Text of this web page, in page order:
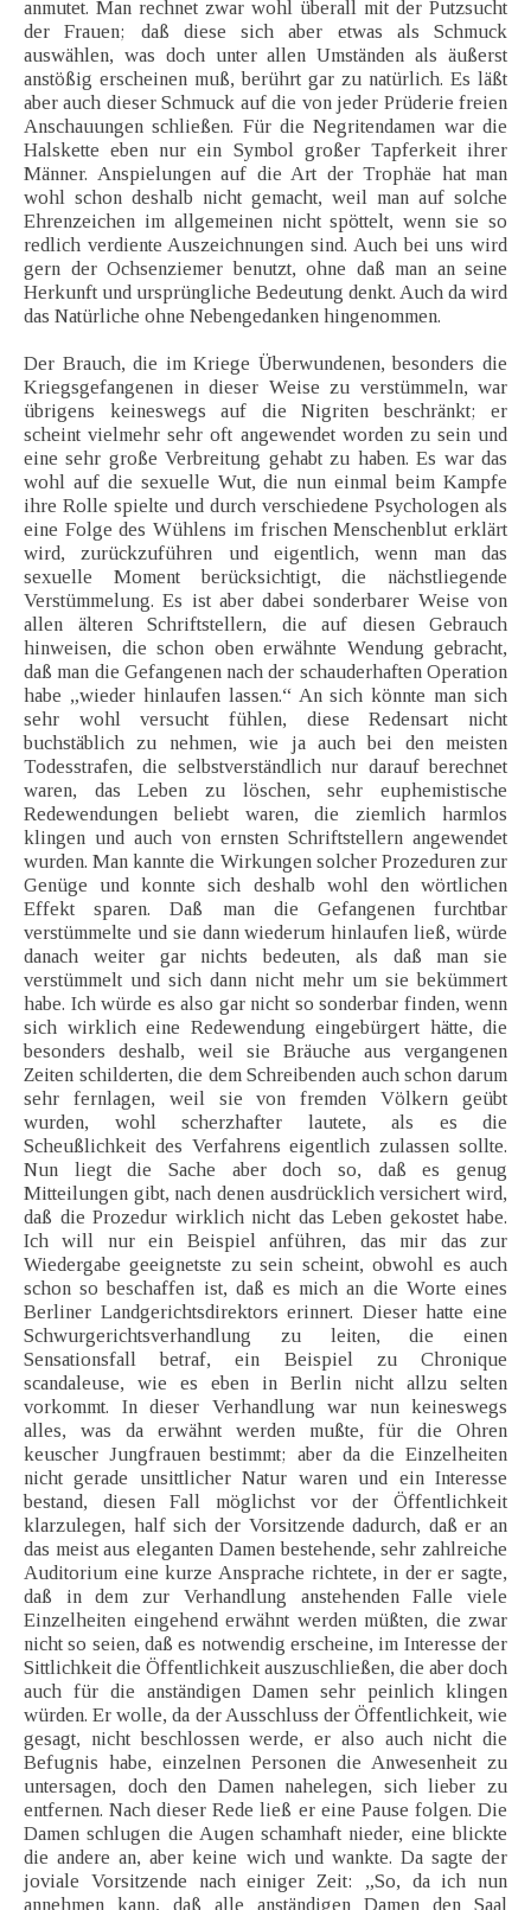
anmutet. Man rechnet zwar wohl überall mit der Putzsucht
der Frauen; daß diese sich aber etwas als Schmuck
auswählen, was doch unter allen Umständen als äußerst
anstößig erscheinen muß, berührt gar zu natürlich. Es läßt
aber auch dieser Schmuck auf die von jeder Prüderie freien
Anschauungen schließen. Für die Negritendamen war die
Halskette eben nur ein Symbol großer Tapferkeit ihrer
Männer. Anspielungen auf die Art der Trophäe hat man
wohl schon deshalb nicht gemacht, weil man auf solche
Ehrenzeichen im allgemeinen nicht spöttelt, wenn sie so
redlich verdiente Auszeichnungen sind. Auch bei uns wird
gern der Ochsenziemer benutzt, ohne daß man an seine
Herkunft und ursprüngliche Bedeutung denkt. Auch da wird
das Natürliche ohne Nebengedanken hingenommen.
Der Brauch, die im Kriege Überwundenen, besonders die
Kriegsgefangenen in dieser Weise zu verstümmeln, war
übrigens keineswegs auf die Nigriten beschränkt; er
scheint vielmehr sehr oft angewendet worden zu sein und
eine sehr große Verbreitung gehabt zu haben. Es war das
wohl auf die sexuelle Wut, die nun einmal beim Kampfe
ihre Rolle spielte und durch verschiedene Psychologen als
eine Folge des Wühlens im frischen Menschenblut erklärt
wird, zurückzuführen und eigentlich, wenn man das
sexuelle Moment berücksichtigt, die nächstliegende
Verstümmelung. Es ist aber dabei sonderbarer Weise von
allen älteren Schriftstellern, die auf diesen Gebrauch
hinweisen, die schon oben erwähnte Wendung gebracht,
daß man die Gefangenen nach der schauderhaften Operation
habe „wieder hinlaufen lassen.“ An sich könnte man sich
sehr wohl versucht fühlen, diese Redensart nicht
buchstäblich zu nehmen, wie ja auch bei den meisten
Todesstrafen, die selbstverständlich nur darauf berechnet
waren, das Leben zu löschen, sehr euphemistische
Redewendungen beliebt waren, die ziemlich harmlos
klingen und auch von ernsten Schriftstellern angewendet
wurden. Man kannte die Wirkungen solcher Prozeduren zur
Genüge und konnte sich deshalb wohl den wörtlichen
Effekt sparen. Daß man die Gefangenen furchtbar
verstümmelte und sie dann wiederum hinlaufen ließ, würde
danach weiter gar nichts bedeuten, als daß man sie
verstümmelt und sich dann nicht mehr um sie bekümmert
habe. Ich würde es also gar nicht so sonderbar finden, wenn
sich wirklich eine Redewendung eingebürgert hätte, die
besonders deshalb, weil sie Bräuche aus vergangenen
Zeiten schilderten, die dem Schreibenden auch schon darum
sehr fernlagen, weil sie von fremden Völkern geübt
wurden, wohl scherzhafter lautete, als es die
Scheußlichkeit des Verfahrens eigentlich zulassen sollte.
Nun liegt die Sache aber doch so, daß es genug
Mitteilungen gibt, nach denen ausdrücklich versichert wird,
daß die Prozedur wirklich nicht das Leben gekostet habe.
Ich will nur ein Beispiel anführen, das mir das zur
Wiedergabe geeignetste zu sein scheint, obwohl es auch
schon so beschaffen ist, daß es mich an die Worte eines
Berliner Landgerichtsdirektors erinnert. Dieser hatte eine
Schwurgerichtsverhandlung zu leiten, die einen
Sensationsfall betraf, ein Beispiel zu Chronique
scandaleuse, wie es eben in Berlin nicht allzu selten
vorkommt. In dieser Verhandlung war nun keineswegs
alles, was da erwähnt werden mußte, für die Ohren
keuscher Jungfrauen bestimmt; aber da die Einzelheiten
nicht gerade unsittlicher Natur waren und ein Interesse
bestand, diesen Fall möglichst vor der Öffentlichkeit
klarzulegen, half sich der Vorsitzende dadurch, daß er an
das meist aus eleganten Damen bestehende, sehr zahlreiche
Auditorium eine kurze Ansprache richtete, in der er sagte,
daß in dem zur Verhandlung anstehenden Falle viele
Einzelheiten eingehend erwähnt werden müßten, die zwar
nicht so seien, daß es notwendig erscheine, im Interesse der
Sittlichkeit die Öffentlichkeit auszuschließen, die aber doch
auch für die anständigen Damen sehr peinlich klingen
würden. Er wolle, da der Ausschluss der Öffentlichkeit, wie
gesagt, nicht beschlossen werde, er also auch nicht die
Befugnis habe, einzelnen Personen die Anwesenheit zu
untersagen, doch den Damen nahelegen, sich lieber zu
entfernen. Nach dieser Rede ließ er eine Pause folgen. Die
Damen schlugen die Augen schamhaft nieder, eine blickte
die andere an, aber keine wich und wankte. Da sagte der
joviale Vorsitzende nach einiger Zeit: „So, da ich nun
annehmen kann, daß alle anständigen Damen den Saal